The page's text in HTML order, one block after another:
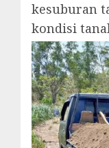
kesuburan
kondisi